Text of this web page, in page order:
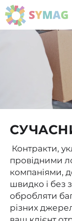
Контракти,
провідними
компаніями,
швидко і без
обробляти
різних